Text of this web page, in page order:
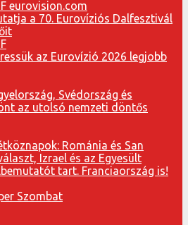
a 70. Eurovíziós Dalfesztivál
az Eurovízió 2026 legjobb
Svédország és
az utolsó nemzeti döntős
Románia és San
Izrael és az Egyesült
tart. Franciaország is!
Szombat